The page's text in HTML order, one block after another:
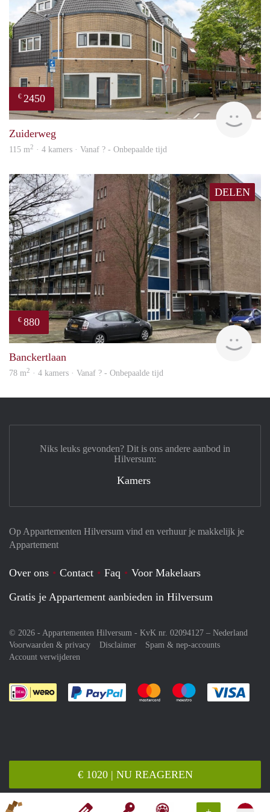
€ 1020 | NU REAGEREN
€ 2450
Zuiderweg
115 m2 · 4 kamers · Vanaf ? - Onbepaalde tijd
DELEN
€ 880
Banckertlaan
78 m2 · 4 kamers · Vanaf ? - Onbepaalde tijd
Op Appartementen Hilversum vind en verhuur je makkelijk je
Appartement
Over ons Contact Faq
Voor Makelaars
Gratis je Appartement aanbieden in Hilversum
© 2026 - Appartementen Hilversum - KvK nr. 02094127 – Nederland
Voorwaarden & privacy
Disclaimer
Spam & nep-accounts
Account verwijderen
Je rekent gemakkelijk af met Paypal
Je rekent gemakkelijk af met
Je rekent
Niks leuks gevonden? Dit is ons andere aanbod in
Hilversum:
Kamers